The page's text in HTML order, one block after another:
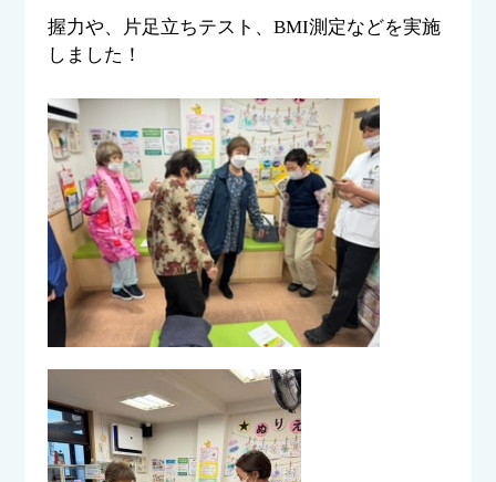
握力や、片足立ちテスト、BMI測定などを実施
しました！